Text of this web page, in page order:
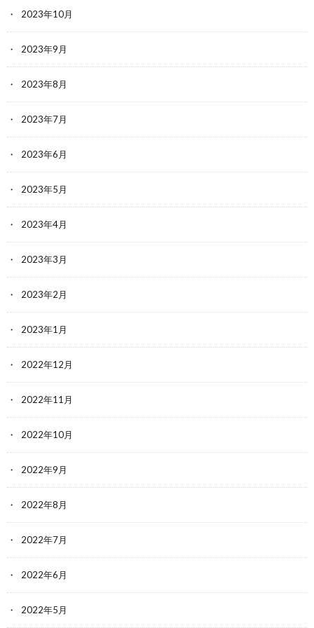
2023年10月
2023年9月
2023年8月
2023年7月
2023年6月
2023年5月
2023年4月
2023年3月
2023年2月
2023年1月
2022年12月
2022年11月
2022年10月
2022年9月
2022年8月
2022年7月
2022年6月
2022年5月